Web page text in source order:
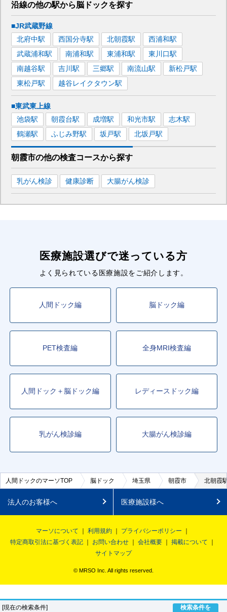
[現在の検索条件] 検索条件を
沿線の他の駅から脳ドックを探す
■JR武蔵野線
北府中駅 西国分寺駅 北朝霞駅 西浦和駅
武蔵浦和駅 南浦和駅 東浦和駅 東川口駅
南越谷駅 吉川駅 三郷駅 南流山駅 新松戸駅
東松戸駅 越谷レイクタウン駅
■東武東上線
池袋駅 朝霞台駅 成増駅 和光市駅 志木駅
鶴瀬駅 ふじみ野駅 坂戸駅 北坂戸駅
朝霞市の他の検査コースから探す
乳がん検診 健康診断 大腸がん検診
医療施設選びで迷っている方
よく見られている医療施設をご紹介します。
人間ドック編 脳ドック編
PET検査編 全身MRI検査編
人間ドック＋脳ドック編 レディースドック編
乳がん検診編 大腸がん検診編
人間ドックのマーソTOP 脳ドック 埼玉県 朝霞市 北朝霞
法人のお客様へ 医療施設様へ
マーソについて 利用規約
プライバシーポリシー
特定商取引法に基づく表記
お問い合わせ 会社概要
掲載について
サイトマップ
© MRSO Inc. All rights reserved.